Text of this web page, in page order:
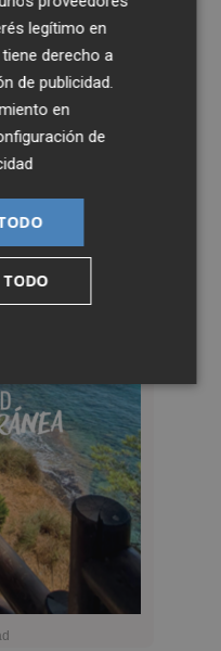
legítimo en
derecho a
de publicidad.
en
de
TODO